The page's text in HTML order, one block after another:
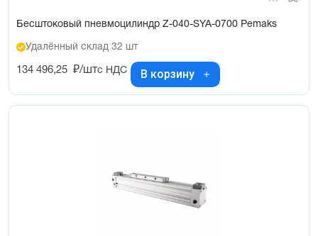
Бесштоковый пневмоцилиндр Z-040-SYA-0700 Pemaks
Удалённый склад 32 шт
134 496,25 ₽/штс НДС В корзину